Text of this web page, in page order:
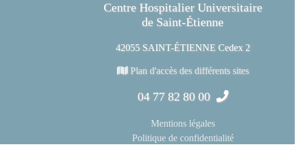
Centre Hospitalier Universitaire
de Saint-Étienne
42055 SAINT-ÉTIENNE Cedex 2
Plan d'accès des différents sites
04 77 82 80 00
Mentions légales
Politique de confidentialité